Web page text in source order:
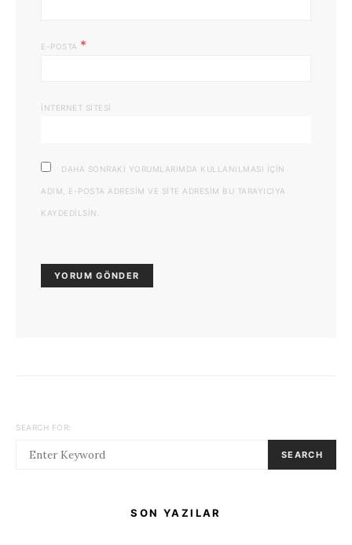
E-POSTA *
İNTERNET SITESI
DAHA SONRAKI YORUMLARIMDA KULLANILMASI IÇIN
ADIM, E-POSTA ADRESIM VE SITE ADRESIM BU TARAYICIYA
KAYDEDILSIN.
SEARCH FOR:
SEARCH
SON YAZILAR